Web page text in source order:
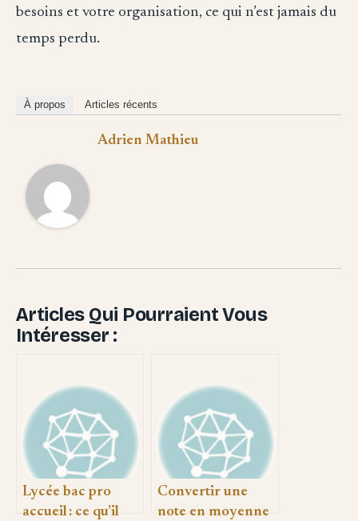
besoins et votre organisation, ce qui n’est jamais du
temps perdu.
À propos Articles récents
Adrien Mathieu
Articles Qui Pourraient Vous
Intéresser :
Lycée bac pro
accueil : ce qu’il
Convertir une
note en moyenne